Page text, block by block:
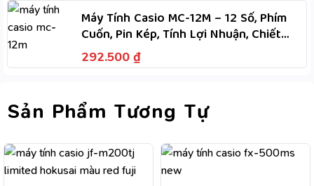
Máy Tính Casio MC-12M – 12 Số, Phím
Cuốn, Pin Kép, Tính Lợi Nhuận, Chiết
Khấu, M+, M-
292.500 ₫
Sản Phẩm Tương Tự